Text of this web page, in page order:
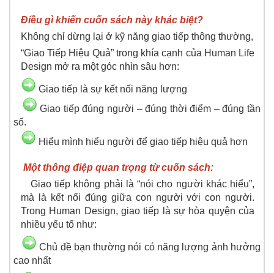
Điều gì khiến cuốn sách này khác biệt?
Không chỉ dừng lại ở kỹ năng giao tiếp thông thường,
“Giao Tiếp Hiệu Quả” trong khía cạnh của Human Life
Design mở ra một góc nhìn sâu hơn:
Giao tiếp là sự kết nối năng lượng
Giao tiếp đúng người – đúng thời điểm – đúng tần
số.
Hiểu mình hiểu người để giao tiếp hiệu quả hơn
Một thông điệp quan trọng từ cuốn sách:
Giao tiếp không phải là “nói cho người khác hiểu”,
mà là kết nối đúng giữa con người với con người.
Trong Human Design, giao tiếp là sự hòa quyện của
nhiều yếu tố như:
Chủ đề bạn thường nói có năng lượng ảnh hưởng
cao nhất